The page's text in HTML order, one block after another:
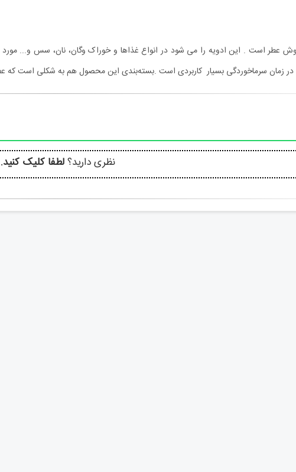
عطر است . این ادویه را می شود در انواع غذاها و خوراک وگان، نان، سس و... مورد
زمان سرماخوردگی بسیار کاربردی است .بسته‌بندی این محصول هم به شکلی است که
نظری دارید؟لطفا کلیک کنید.